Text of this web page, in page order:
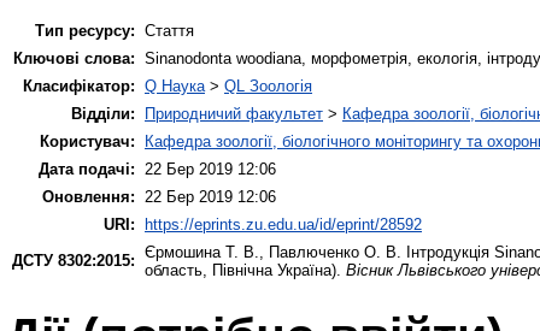
Тип ресурсу: Стаття
Ключові слова: Sinanodonta woodiana, морфометрія, екологія,
Класифікатор: Q Наука > QL Зоологія
Відділи:
Природничий факультет > Кафедра зоології,
Користувач:
Кафедра зоології, біологічного моніторингу та
Дата подачі:
22 Бер 2019 12:06
Оновлення:
22 Бер 2019 12:06
URI: https://eprints.zu.edu.ua/id/eprint/28592
ДСТУ 8302:2015: Єрмошина Т. В. Павлюченко О. В.
Інтродукція
область, Північна Україна). Вісник Львівського